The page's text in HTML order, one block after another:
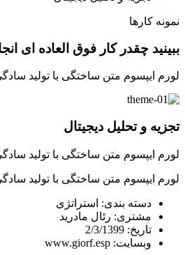
نمونه کارها
ببینید چقدر کار فوق العاده ای
لورم ایپسوم متن ساختگی با تولید
تجزیه و تحلیل دیجیتال
لورم ایپسوم متن ساختگی با تولید
لورم ایپسوم متن ساختگی با تولید
دسته بندی: استراتژی
مشتری: رئال مادرید
تاریخ: 2/3/1399
وبسایت: www.giorf.esp